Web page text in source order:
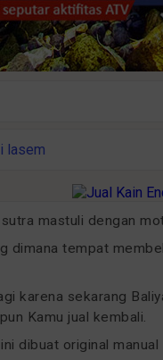
lasem
mastuli dengan
dimana tempat
karena sekarang
Kamu jual kembali.
dibuat original